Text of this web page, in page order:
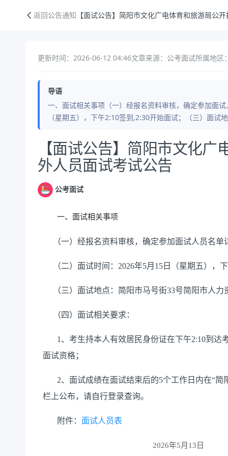
返回公告通知 【面试公告】简阳市文化广电体育和旅游局公
更新时间：2026-06-12 04:46文章来源：公考面试所属地区
导语
一、面试相关事项（一）经报名资料审核，确定参加面
（星期五），下午2:10签到,2:30开始面试；（三）面试
公告正文
【面试公告】简阳市文化
外人员面试考试公告
公考面试
一、面试相关事项
（一）经报名资料审核，确定参加面试人员名单
（二）面试时间：2026年5月15日（星期五），
（三）面试地点：简阳市马号街33号简阳市人力
（四）面试相关要求：
1、考生持本人有效居民身份证在下午2:10到达
面试资格；
2、面试成绩在面试结束后的5个工作日内在“简
栏上公布，请自行登录查询。
附件： 面试人员表
2026年5月13日